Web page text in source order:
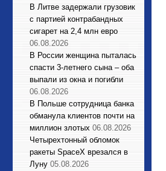
В Литве задержали грузовик
с партией контрабандных
сигарет на 2,4 млн евро
06.08.2026
В России женщина пыталась
спасти 3-летнего сына – оба
выпали из окна и погибли
06.08.2026
В Польше сотрудница банка
обманула клиентов почти на
миллион злотых 06.08.2026
Четырехтонный обломок
ракеты SpaceX врезался в
Луну 05.08.2026